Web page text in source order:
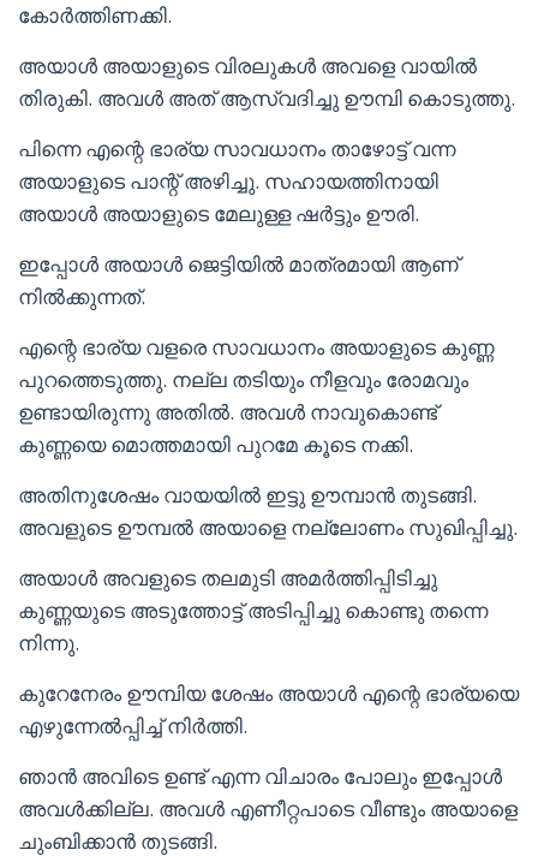
കോർത്തിണക്കി.
അയാൾ അയാളുടെ വിരലുകൾ അവളെ വായിൽ
തിരുകി. അവൾ അത് ആസ്വദിച്ചു ഊമ്പി കൊടുത്തു.
പിന്നെ എന്റെ ഭാര്യ സാവധാനം താഴോട്ട് വന്ന
അയാളുടെ പാന്റ് അഴിച്ചു. സഹായത്തിനായി
അയാൾ അയാളുടെ മേലുള്ള ഷർട്ടും ഊരി.
ഇപ്പോൾ അയാൾ ജെട്ടിയിൽ മാത്രമായി ആണ്
നിൽക്കുന്നത്.
എന്റെ ഭാര്യ വളരെ സാവധാനം അയാളുടെ കുണ്ണ
പുറത്തെടുത്തു. നല്ല തടിയും നീളവും രോമവും
ഉണ്ടായിരുന്നു അതിൽ. അവൾ നാവുകൊണ്ട്
കുണ്ണയെ മൊത്തമായി പുറമേ കൂടെ നക്കി.
അതിനുശേഷം വായയിൽ ഇട്ടു ഊമ്പാൻ തുടങ്ങി.
അവളുടെ ഊമ്പൽ അയാളെ നല്ലോണം സുഖിപ്പിച്ചു.
അയാൾ അവളുടെ തലമുടി അമർത്തിപ്പിടിച്ചു
കുണ്ണയുടെ അടുത്തോട്ട് അടിപ്പിച്ചു കൊണ്ടു തന്നെ
നിന്നു.
കുറേനേരം ഊമ്പിയ ശേഷം അയാൾ എന്റെ ഭാര്യയെ
എഴുന്നേൽപ്പിച്ച് നിർത്തി.
ഞാൻ അവിടെ ഉണ്ട് എന്ന വിചാരം പോലും ഇപ്പോൾ
അവൾക്കില്ല. അവൾ എണീറ്റപാടെ വീണ്ടും അയാളെ
ചുംബിക്കാൻ തുടങ്ങി.